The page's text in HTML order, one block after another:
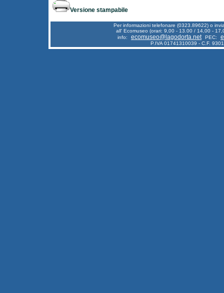
Versione stampabile
Per informazioni telefonare (0323.89622) o
all' Ecomuseo (orari: 9,00 - 13.00 / 14,00 -
info:
ecomuseo@lagodorta.net PEC:
P.IVA 01741310039 - C.F.